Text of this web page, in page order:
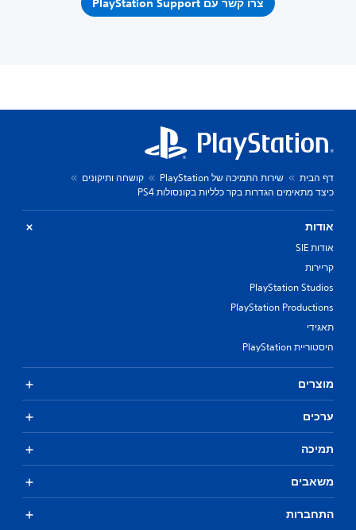
דף הבית שירות התמיכה של PlayStation
קושחה ותיקונים
כיצד מתאימים הגדרות בקר כלליות בקונסולות PS4
אודות
אודות SIE
קריירות
PlayStation Studios
PlayStation Productions
תאגידי
היסטוריית PlayStation
מוצרים
ערכים
תמיכה
משאבים
התחברות